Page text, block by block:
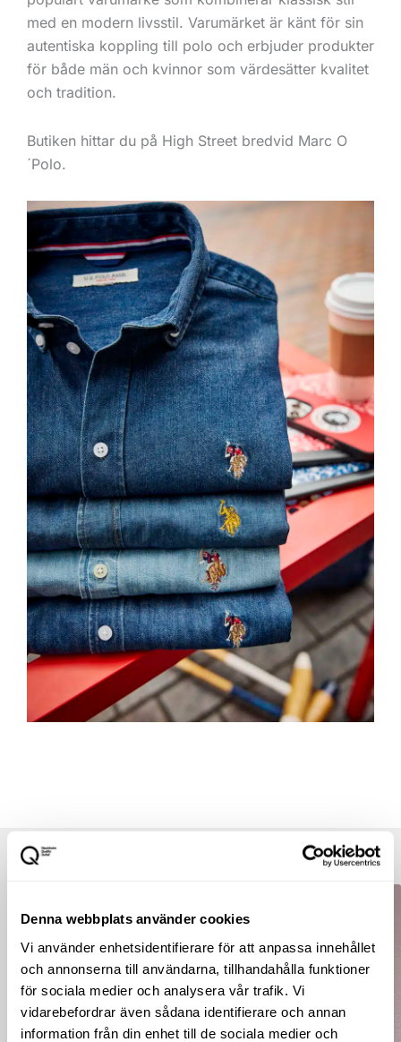
Denna webbplats använder cookies
Vi använder enhetsidentifierare för att anpassa innehållet
och annonserna till användarna, tillhandahålla funktioner
för sociala medier och analysera vår trafik. Vi
vidarebefordrar även sådana identifierare och annan
information från din enhet till de sociala medier och
med en modern livsstil. Varumärket är känt för sin
autentiska koppling till polo och erbjuder produkter
för både män och kvinnor som värdesätter kvalitet
och tradition.
Butiken hittar du på High Street bredvid Marc O
´Polo.
Outlet deals.*